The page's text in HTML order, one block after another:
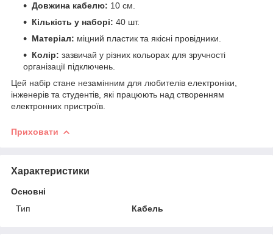
Довжина кабелю: 10 см.
Кількість у наборі: 40 шт.
Матеріал: міцний пластик та якісні провідники.
Колір: зазвичай у різних кольорах для зручності
організації підключень.
Цей набір стане незамінним для любителів електроніки,
інженерів та студентів, які працюють над створенням
електронних пристроїв.
Приховати
Характеристики
Основні
Тип
Кабель